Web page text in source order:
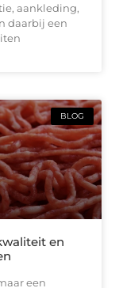
aankleding,
daarbij een
BLOG
en
een